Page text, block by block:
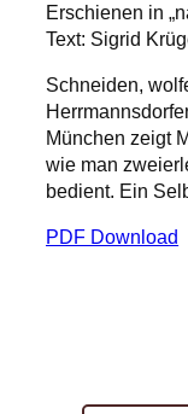
Erschienen in
Text: Sigrid
Schneiden,
München zeigt
wie man
bedient. Ein
PDF Download